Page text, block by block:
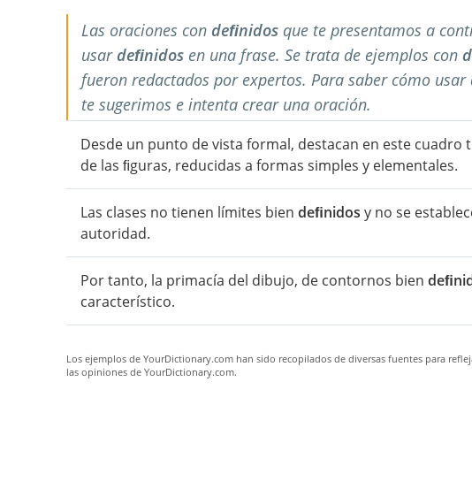
Las oraciones con deﬁnidos que te presentamos a
usardeﬁnidos en una frase. Se trata de ejemplos con
fueron redactados por expertos. Para saber cómo usar
te sugerimos e intenta crear una oración.
Desde un punto de vista formal, destacan en este cuadro
de las ﬁguras, reducidas a formas simples y elementales.
Las clases no tienen límites bien deﬁnidos y no se
autoridad.
Por tanto, la primacía del dibujo, de contornos bien
característico.
Los ejemplos de YourDictionary.com han sido recopilados de diversas fuentes para
las opiniones de YourDictionary.com.